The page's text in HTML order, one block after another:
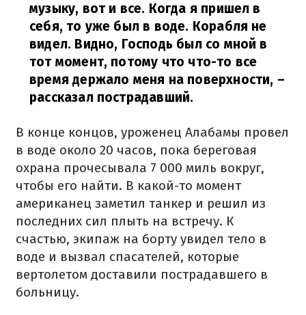
музыку, вот и все. Когда я пришел в
себя, то уже был в воде. Корабля не
видел. Видно, Господь был со мной в
тот момент, потому что что-то все
время держало меня на поверхности, –
рассказал пострадавший.
В конце концов, уроженец Алабамы провел
в воде около 20 часов, пока береговая
охрана прочесывала 7 000 миль вокруг,
чтобы его найти. В какой-то момент
американец заметил танкер и решил из
последних сил плыть на встречу. К
счастью, экипаж на борту увидел тело в
воде и вызвал спасателей, которые
вертолетом доставили пострадавшего в
больницу.